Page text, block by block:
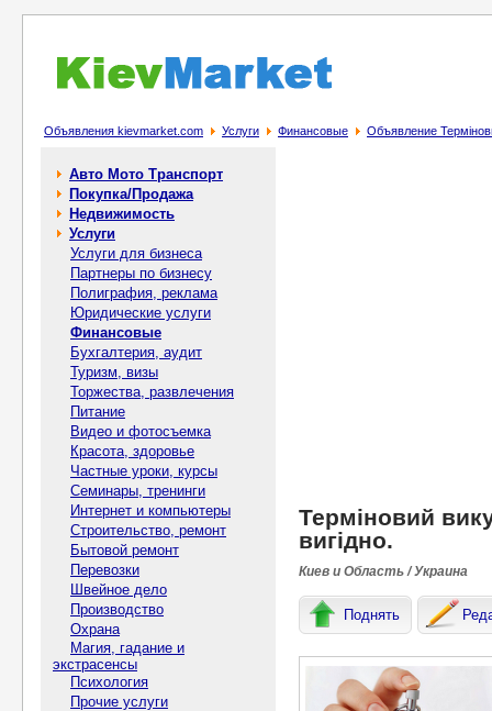
Объявления kievmarket.com Услуги Финансовые Объявление
Авто Мото Транспорт
Покупка/Продажа
Недвижимость
Услуги
Услуги для бизнеса
Партнеры по бизнесу
Полиграфия, реклама
Юридические услуги
Финансовые
Бухгалтерия, аудит
Туризм, визы
Торжества, развлечения
Питание
Видео и фотосъемка
Красота, здоровье
Частные уроки, курсы
Семинары, тренинги
Интернет и компьютеры
Строительство, ремонт
Бытовой ремонт
Перевозки
Швейное дело
Производство
Охрана
Магия, гадание и
экстрасенсы
Психология
Прочие услуги
Терміновий
вигідно.
Киев и Область / Украина
Поднять